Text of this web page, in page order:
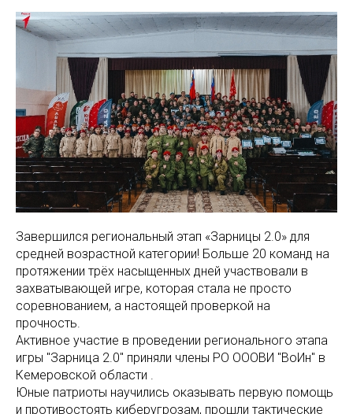
Завершился региональный этап «Зарницы 2.0» для
средней возрастной категории! Больше 20 команд на
протяжении трёх насыщенных дней участвовали в
захватывающей игре, которая стала не просто
соревнованием, а настоящей проверкой на
прочность.
Активное участие в проведении регионального этапа
игры "Зарница 2.0" приняли члены РО ОООВИ "ВоИн" в
Кемеровской области .
Юные патриоты научились оказывать первую помощь
и противостоять киберугрозам, прошли тактические